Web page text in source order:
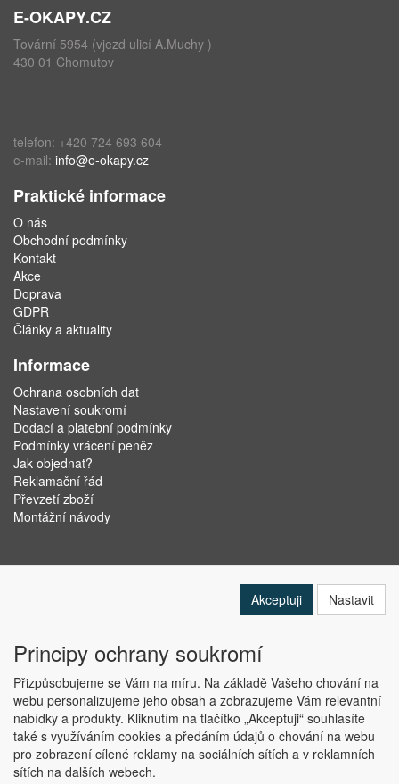
E-OKAPY.CZ
Tovární 5954 (vjezd ulicí A.Muchy )
430 01 Chomutov
telefon: +420 724 693 604
e-mail: info@e-okapy.cz
Praktické informace
O nás
Obchodní podmínky
Kontakt
Akce
Doprava
GDPR
Články a aktuality
Informace
Ochrana osobních dat
Nastavení soukromí
Dodací a platební podmínky
Podmínky vrácení peněz
Jak objednat?
Reklamační řád
Převzetí zboží
Montážní návody
Copyright © ABRA Software a.s. 2019
Akceptuji Nastavit
Principy ochrany soukromí
Přizpůsobujeme se Vám na míru. Na základě Vašeho chování na
webu personalizujeme jeho obsah a zobrazujeme Vám relevantní
nabídky a produkty. Kliknutím na tlačítko „Akceptuji“ souhlasíte
také s využíváním cookies a předáním údajů o chování na webu
pro zobrazení cílené reklamy na sociálních sítích a v reklamních
sítích na dalších webech.